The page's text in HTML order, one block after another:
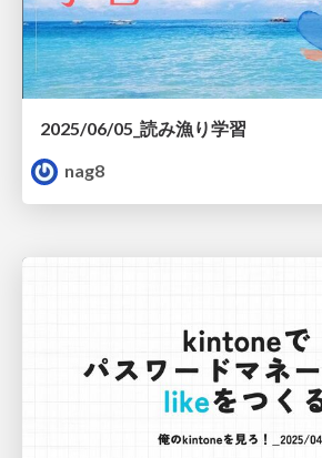
2025/06/05_読み漁り学習
nag8